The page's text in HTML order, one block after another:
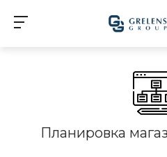
Планировка